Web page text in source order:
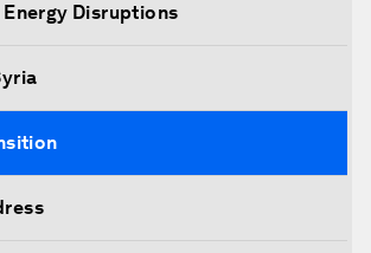
Disruptions